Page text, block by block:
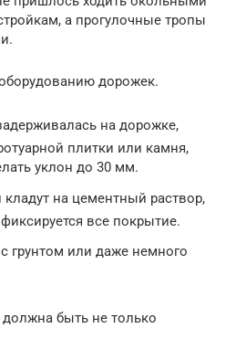
а прогулочные тропы
дорожек.
на дорожке,
плитки или камня,
уклон до 30 мм.
на цементный раствор,
все покрытие.
грунтом или даже немного
быть не только